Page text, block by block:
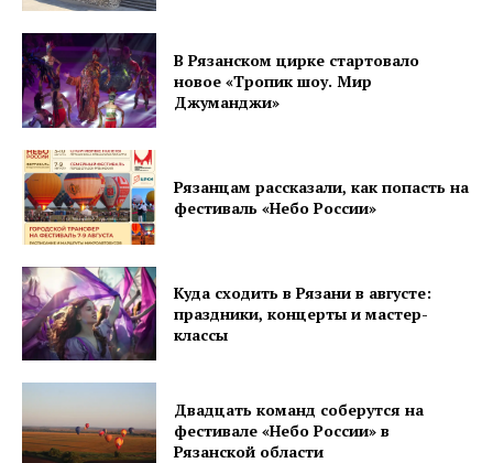
В Рязанском цирке стартовало
новое «Тропик шоу. Мир
Джуманджи»
Рязанцам рассказали, как попасть на
фестиваль «Небо России»
Куда сходить в Рязани в августе:
праздники, концерты и мастер-
классы
Двадцать команд соберутся на
фестивале «Небо России» в
Рязанской области